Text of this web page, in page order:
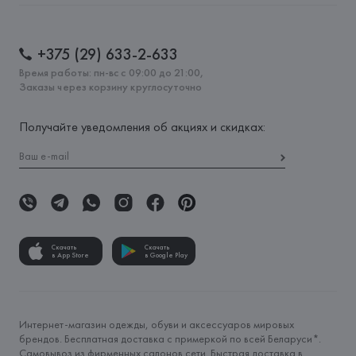
+375 (29) 633-2-633
Время работы: пн-вс с 09:00 до 21:00,
Заказы через корзину круглосуточно
Получайте уведомления об акциях и скидках:
Скачать
в App Store
Скачать
в Google Play
Интернет-магазин одежды, обуви и аксессуаров мировых
брендов. Бесплатная доставка с примеркой по всей Беларуси*.
Самовывоз из фирменных салонов сети. Быстрая доставка в